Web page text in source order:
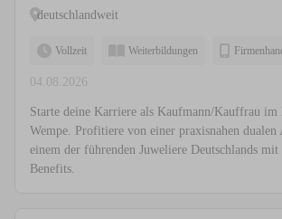
deutschlandweit
Vollzeit Weiterbildungen
04.08.2026
Starte deine Karriere als Kaufmann/Kauffrau im
Wempe. Profitiere von einer praxisnahen dualen
einem der führenden Juweliere Deutschlands
Benefits.